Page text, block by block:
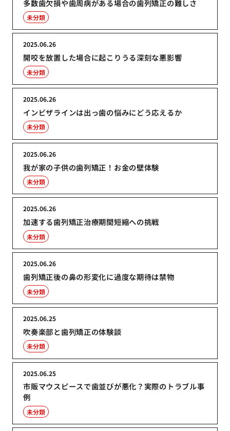
多数歯欠損や歯周病がある場合の歯列矯正の難しさ
未分類
開咬を放置した場合に起こりうる深刻な悪影響
2025.06.26
未分類
インビザラインは出っ歯の悩みにどう応えるか
2025.06.26
未分類
我が家の子供の歯列矯正！お金の壁体験
2025.06.26
未分類
加速する歯列矯正治療期間短縮への挑戦
2025.06.26
未分類
歯列矯正後の鼻の形変化に過度な期待は禁物
2025.06.26
未分類
吹奏楽部と歯列矯正の体験談
2025.06.25
未分類
市販マウスピースで歯並びが悪化？実際のトラブル事
例
2025.06.25
未分類